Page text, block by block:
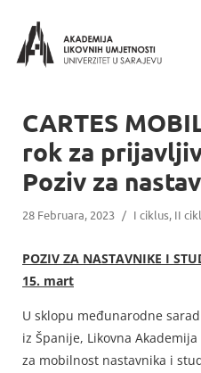
CARTES
rok za
Poziv za
28 Februara, 2023 / I ciklus, II
POZIV ZA NASTAVNIKE I
15. mart
U sklopu međunarodne
iz Španije, Likovna
za mobilnost nastavnika i